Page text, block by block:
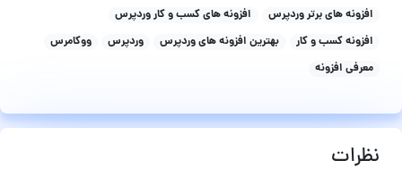
افزونه های برتر وردپرس
افزونه های کسب و کار وردپرس
افزونه کسب و کار
بهترین افزونه های وردپرس وردپرس
ووکامرس
معرفی افزونه
نظرات